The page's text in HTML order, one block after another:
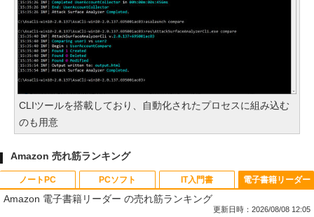
CLIツールを搭載しており、自動化されたプロセスに組み込む
のも用意
Amazon 売れ筋ランキング
ノートPC PCソフト IT入門書 電子書籍リーダー
Amazon 電子書籍リーダー の売れ筋ランキング
更新日時：2026/08/08 12:05